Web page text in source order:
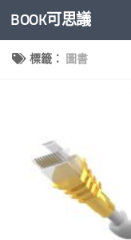
Skip to content
BOOK可思議
標籤： 圖書